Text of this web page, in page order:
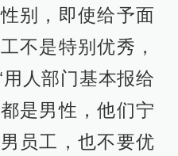
别，即使给予面
不是特别优秀，
人部门基本报给
是男性，他们宁
员工，也不要优